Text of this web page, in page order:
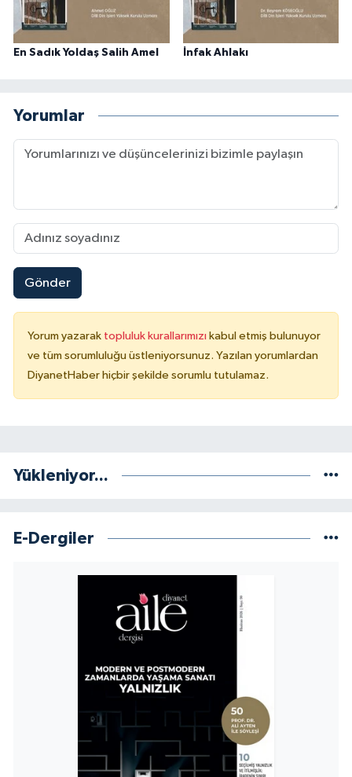
En Sadık Yoldaş Salih Amel İnfak Ahlakı
Yorumlar
Gönder
Yorum yazarak topluluk kurallarımızı kabul etmiş bulunuyor
ve tüm sorumluluğu üstleniyorsunuz. Yazılan yorumlardan
DiyanetHaber hiçbir şekilde sorumlu tutulamaz.
Yükleniyor...
E-Dergiler